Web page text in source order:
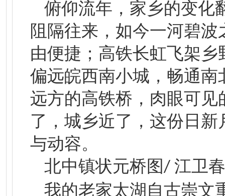
俯仰流年，家乡的变化
阻隔往来，如今一河碧
由便捷；高铁长虹飞架
偏远皖西南小城，畅通
远方的高铁桥，肉眼可
了，城乡近了，这份日
与动容。
北中镇状元桥图/ 江卫春
我的老家太湖自古崇文